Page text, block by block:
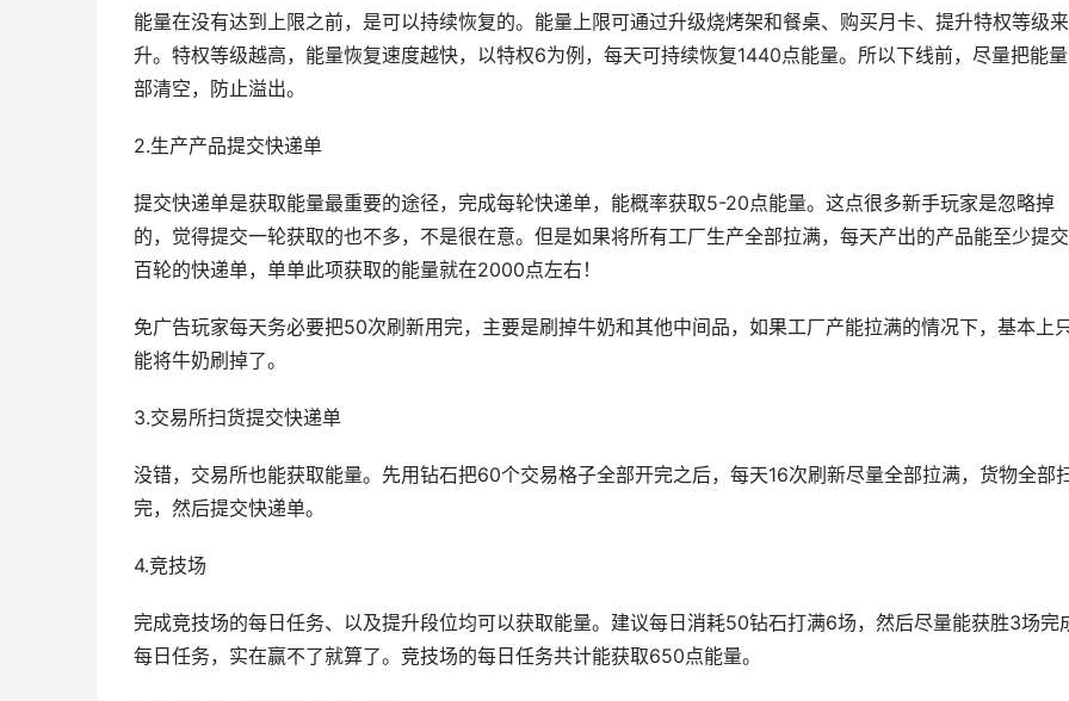
能量在没有达到上限之前，是可以持续恢复的。能量上限可通过升级烧烤架和餐桌、购买月卡、提升特权等级
升。特权等级越高，能量恢复速度越快，以特权6为例，每天可持续恢复1440点能量。所以下线前，尽量把能
部清空，防止溢出。
2.生产产品提交快递单
提交快递单是获取能量最重要的途径，完成每轮快递单，能概率获取5-20点能量。这点很多新手玩家是忽略掉
的，觉得提交一轮获取的也不多，不是很在意。但是如果将所有工厂生产全部拉满，每天产出的产品能至少提
百轮的快递单，单单此项获取的能量就在2000点左右！
免广告玩家每天务必要把50次刷新用完，主要是刷掉牛奶和其他中间品，如果工厂产能拉满的情况下，基本上
能将牛奶刷掉了。
3.交易所扫货提交快递单
没错，交易所也能获取能量。先用钻石把60个交易格子全部开完之后，每天16次刷新尽量全部拉满，货物全部
完，然后提交快递单。
4.竞技场
完成竞技场的每日任务、以及提升段位均可以获取能量。建议每日消耗50钻石打满6场，然后尽量能获胜3场完
每日任务，实在赢不了就算了。竞技场的每日任务共计能获取650点能量。